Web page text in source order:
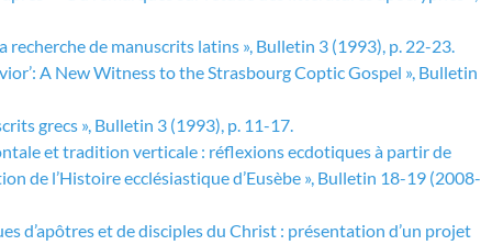
recherche de manuscrits latins », Bulletin 3 (1993), p. 22-23.
A New Witness to the Strasbourg Coptic Gospel », Bulletin
grecs », Bulletin 3 (1993), p. 11-17.
et tradition verticale : réflexions ecdotiques à partir de
de l’Histoire ecclésiastique d’Eusèbe », Bulletin 18-19 (2008-
d’apôtres et de disciples du Christ : présentation d’un projet